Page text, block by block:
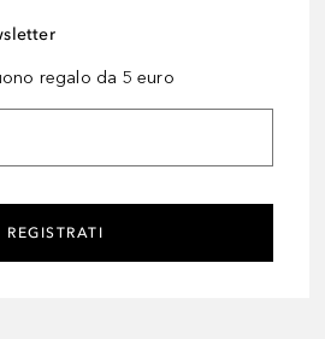
regalo da 5 euro
REGISTRATI